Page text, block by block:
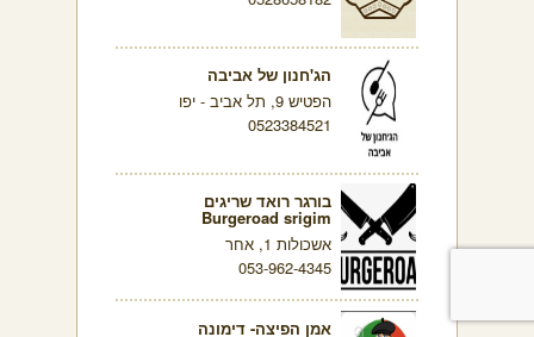
הג'חנון של אביבה
הפטיש 9, תל אביב - יפו
0523384521
בורגר רואד שריגים
Burgeroad srigim
אשכולות 1, אחר
053-962-4345
אמן הפיצה- דימונה